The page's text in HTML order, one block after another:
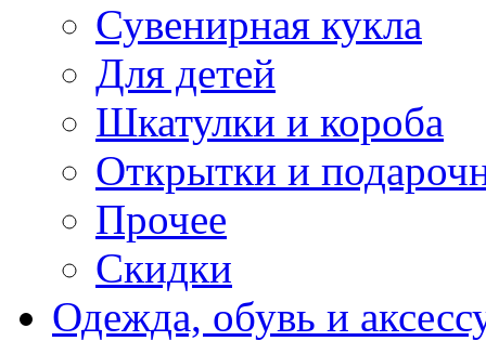
Сувенирная кукла
Для детей
Шкатулки и короба
Открытки и
Прочее
Скидки
Одежда, обувь и